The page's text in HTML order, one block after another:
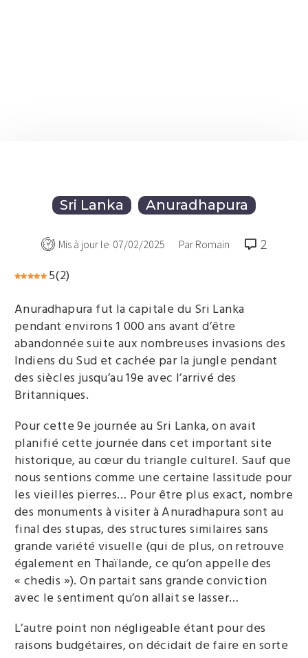
Sri Lanka Anuradhapura
 Mis à jour le 07/02/2025 Par Romain
2
5(2)
Anuradhapura fut la capitale du Sri Lanka
pendant environs 1 000 ans avant d’être
abandonnée suite aux nombreuses invasions des
Indiens du Sud et cachée par la jungle pendant
des siècles jusqu’au 19e avec l’arrivé des
Britanniques.
Pour cette 9e journée au Sri Lanka, on avait
planifié cette journée dans cet important site
historique, au cœur du triangle culturel. Sauf que
nous sentions comme une certaine lassitude pour
les vieilles pierres… Pour être plus exact, nombre
des monuments à visiter à Anuradhapura sont au
final des stupas, des structures similaires sans
grande variété visuelle (qui de plus, on retrouve
également en Thaïlande, ce qu’on appelle des
« chedis »). On partait sans grande conviction
avec le sentiment qu’on allait se lasser…
L’autre point non négligeable étant pour des
raisons budgétaires, on décidait de faire en sorte